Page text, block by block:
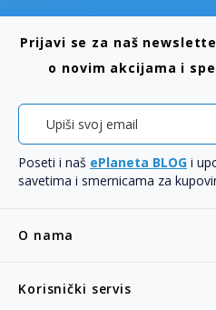
O nama
Korisnički servis
Prijavi se za naš
o novim akcijama i
Poseti i naš ePlaneta BLOG i
savetima i smernicama za